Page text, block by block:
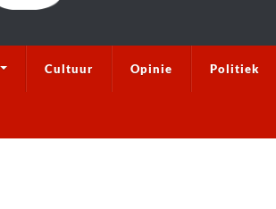
Cultuur Opinie Politiek